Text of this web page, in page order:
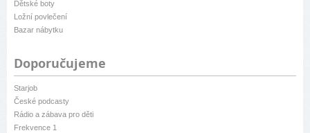
Dětské boty
Ložní povlečení
Bazar nábytku
Doporučujeme
Starjob
České podcasty
Rádio a zábava pro děti
Frekvence 1